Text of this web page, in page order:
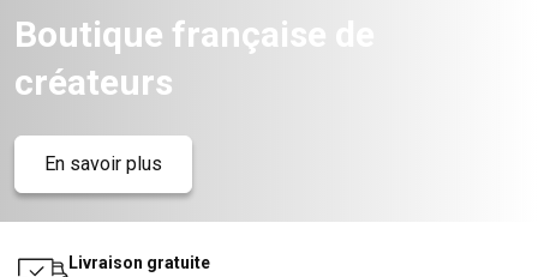
Boutique française de
créateurs
En savoir plus
Livraison gratuite